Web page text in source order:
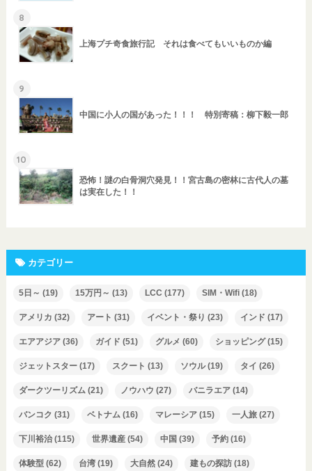
8
上海プチ奇食旅行記 それは食べてもいいものか編
9
中国に小人の国があった！！！ 特別寄稿：柳下毅一郎
10
恐怖！謎の白骨洞穴発見！！宮古島の密林に古代人の墓
は実在した！！
カテゴリー
5日～ (19) 15万円～ (13) LCC (177) SIM・Wifi(18)
アメリカ (32) アート (31) イベント・祭り (23) インド (17)
エアアジア(36) ガイド (51) グルメ (60) ショッピング(15)
ジェットスター(17) スクート (13) ソウル(19) タイ (26)
ダークツーリズム (21) ノウハウ (27) バニラエア(14)
バンコク (31) ベトナム (16) マレーシア(15) 一人旅(27)
下川裕治(115) 世界遺産(54) 中国 (39) 予約(16)
体験型(62) 台湾(19) 大自然(24) 建もの探訪(18)